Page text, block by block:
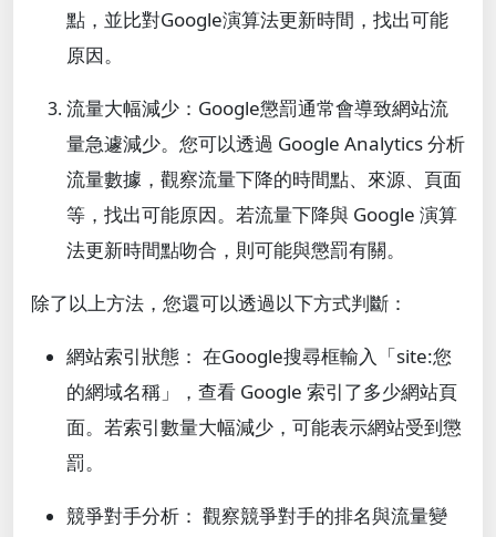
點，並比對Google演算法更新時間，找出可能
原因。
流量大幅減少 ：Google懲罰通常會導致網站流
量急遽減少。您可以透過 Google Analytics 分析
流量數據，觀察流量下降的時間點、來源、頁面
等，找出可能原因。若流量下降與 Google 演算
法更新時間點吻合，則可能與懲罰有關。
除了以上方法，您還可以透過以下方式判斷：
網站索引狀態 ： 在Google搜尋框輸入「site:您
的網域名稱」，查看 Google 索引了多少網站頁
面。若索引數量大幅減少，可能表示網站受到懲
罰。
競爭對手分析 ： 觀察競爭對手的排名與流量變